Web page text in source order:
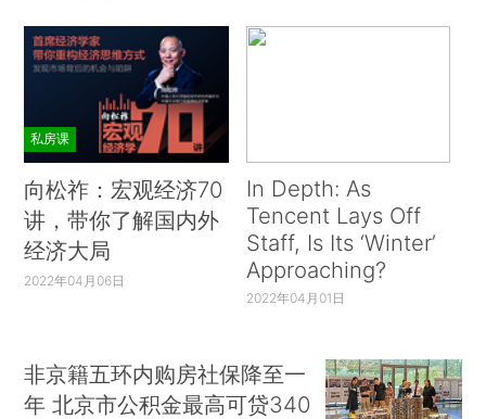
私房课
向松祚：宏观经济70
讲，带你了解国内外
经济大局
2022年04月06日
In Depth: As
Tencent Lays Off
Staff, Is Its ‘Winter’
Approaching?
2022年04月01日
非京籍五环内购房社保降至一
年 北京市公积金最高可贷340